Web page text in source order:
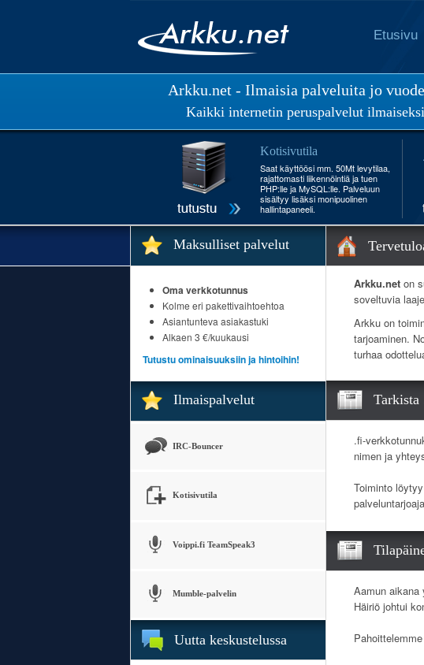
Etusivu
Arkku.net - Ilmaisia palveluita jo
Kaikki internetin peruspalvelut
Kotisivutila
Saat käyttöösi mm. 50Mt levytilaa,
rajattomasti liikennöintiä ja tuen
PHP:lle ja MySQL:lle. Palveluun
sisältyy lisäksi monipuolinen
hallintapaneeli.
Maksulliset palvelut
Oma verkkotunnus
Kolme eri pakettivaihtoehtoa
Asiantunteva asiakastuki
Alkaen 3 €/kuukausi
Tutustu ominaisuuksiin ja hintoihin!
Ilmaispalvelut
IRC-Bouncer
Kotisivutila
Voippi.fi TeamSpeak3
Mumble-palvelin
Uutta keskustelussa
Arkku.net on
soveltuvia
Arkku on
tarjoaminen.
turhaa
Tarkista
.fi-
nimen ja
Toiminto löytyy
Aamun aikana
Häiriö johtui